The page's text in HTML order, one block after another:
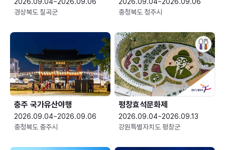
경상북도 칠곡군
충청북도 청주시
충주 국가유산야행
2026.09.04~2026.09.06
충청북도 충주시
평창효석문화제
2026.09.04~2026.09.13
강원특별자치도 평창군